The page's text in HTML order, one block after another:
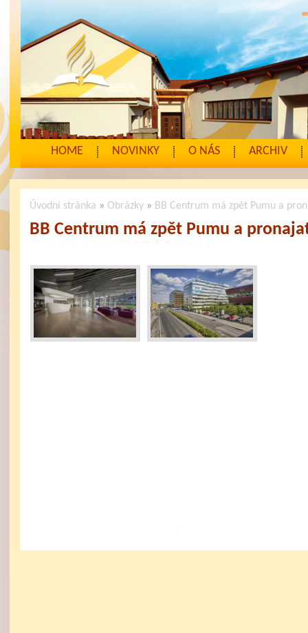
HOME NOVINKY O NÁS ARCHIV
Úvodní stránka » Obrázky » BB Centrum má zpět Pumu a
BB Centrum má zpět Pumu a